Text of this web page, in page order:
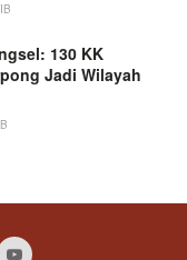
130 KK
Jadi Wilayah